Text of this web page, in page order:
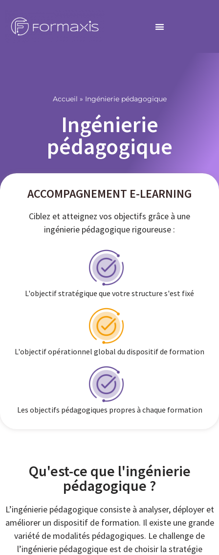
pédagogique
Accueil » Ingénierie pédagogique
Ingénierie
pédagogique
ACCOMPAGNEMENT E-LEARNING
Ciblez et atteignez vos objectifs grâce à une
ingénierie pédagogique rigoureuse :
L'objectif stratégique que votre structure s'est fixé
L'objectif opérationnel global du dispositif de formation
Les objectifs pédagogiques propres à chaque formation
Qu'est-ce que l'ingénierie
pédagogique ?
L’ingénierie pédagogique consiste à analyser, déployer et
améliorer un dispositif de formation. Il existe une grande
variété de modalités pédagogiques. Le challenge de
l’ingénierie pédagogique est de choisir la stratégie